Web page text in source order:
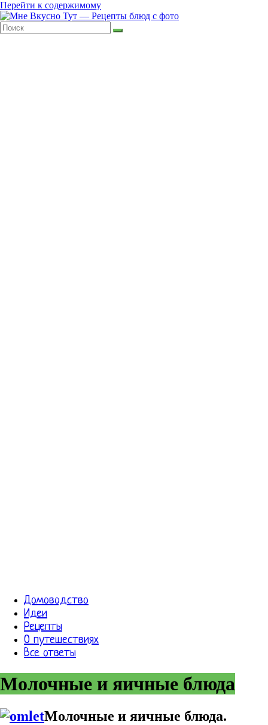
Перейти к содержимому
Домоводство
Идеи
Рецепты
О путешествиях
Все ответы
Молочные и яичные блюда
Молочные и яичные блюда.